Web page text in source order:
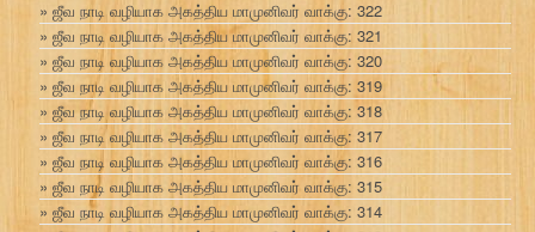
ஜீவ நாடி வழியாக அகத்திய மாமுனிவர் வாக்கு: 322
ஜீவ நாடி வழியாக அகத்திய மாமுனிவர் வாக்கு: 321
ஜீவ நாடி வழியாக அகத்திய மாமுனிவர் வாக்கு: 320
ஜீவ நாடி வழியாக அகத்திய மாமுனிவர் வாக்கு: 319
ஜீவ நாடி வழியாக அகத்திய மாமுனிவர் வாக்கு: 318
ஜீவ நாடி வழியாக அகத்திய மாமுனிவர் வாக்கு: 317
ஜீவ நாடி வழியாக அகத்திய மாமுனிவர் வாக்கு: 316
ஜீவ நாடி வழியாக அகத்திய மாமுனிவர் வாக்கு: 315
ஜீவ நாடி வழியாக அகத்திய மாமுனிவர் வாக்கு: 314